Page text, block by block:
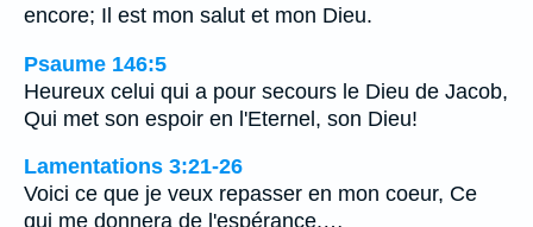
encore; Il est mon salut et mon Dieu.
Psaume 146:5
Heureux celui qui a pour secours le Dieu de Jacob,
Qui met son espoir en l'Eternel, son Dieu!
Lamentations 3:21-26
Voici ce que je veux repasser en mon coeur, Ce
qui me donnera de l'espérance.…